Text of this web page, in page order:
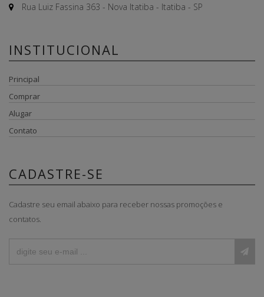
Rua Luiz Fassina 363 - Nova Itatiba - Itatiba - SP
INSTITUCIONAL
Principal
Comprar
Alugar
Contato
CADASTRE-SE
Cadastre seu email abaixo para receber nossas promoções e
contatos.